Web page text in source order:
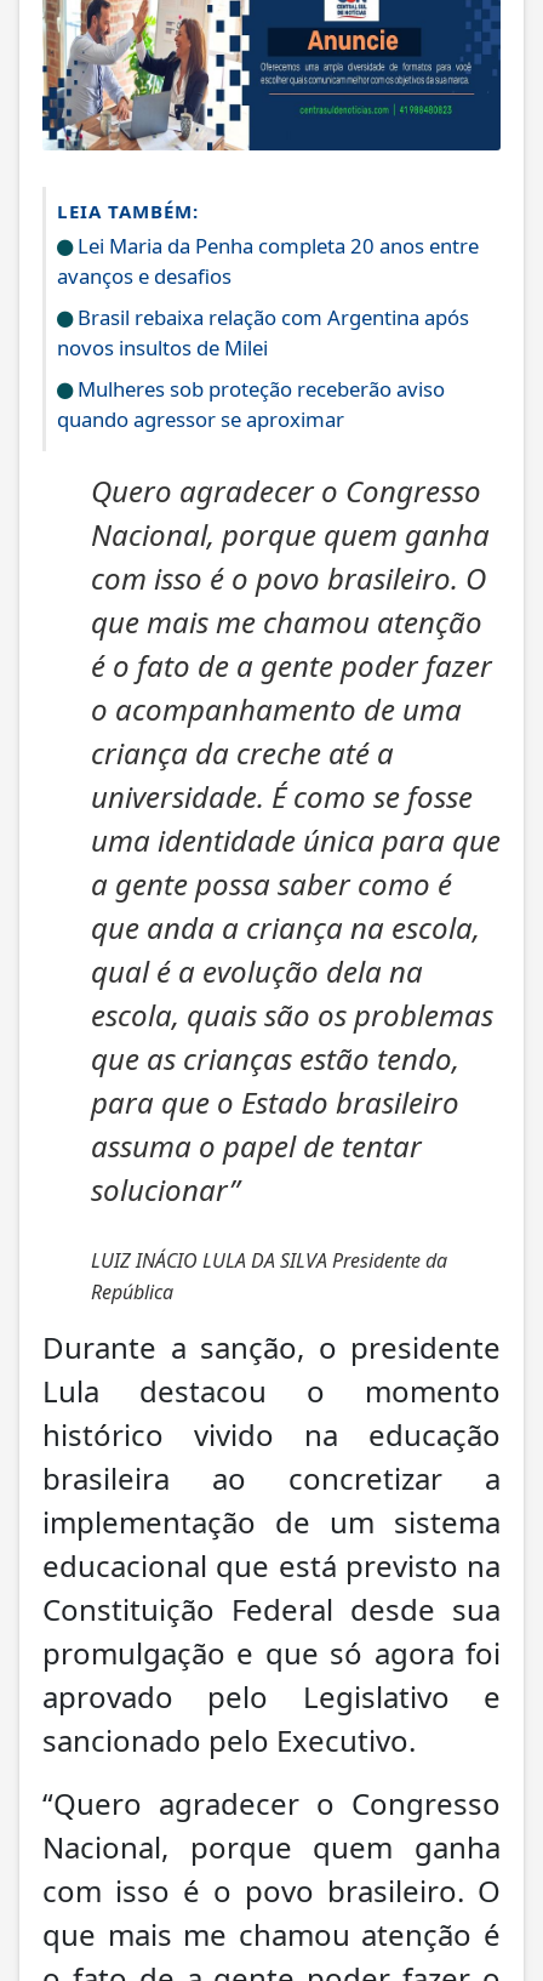
LEIA TAMBÉM:
Lei Maria da Penha completa 20 anos entre
avanços e desafios
Brasil rebaixa relação com Argentina após
novos insultos de Milei
Mulheres sob proteção receberão aviso
quando agressor se aproximar
Quero agradecer o Congresso
Nacional, porque quem ganha
com isso é o povo brasileiro. O
que mais me chamou atenção
é o fato de a gente poder fazer
o acompanhamento de uma
criança da creche até a
universidade. É como se fosse
uma identidade única para que
a gente possa saber como é
que anda a criança na escola,
qual é a evolução dela na
escola, quais são os problemas
que as crianças estão tendo,
para que o Estado brasileiro
assuma o papel de tentar
solucionar”
LUIZ INÁCIO LULA DA SILVA Presidente da
República
Durante a sanção, o presidente
Lula destacou o momento
histórico vivido na educação
brasileira ao concretizar a
implementação de um sistema
educacional que está previsto na
Constituição Federal desde sua
promulgação e que só agora foi
aprovado pelo Legislativo e
sancionado pelo Executivo.
“Quero agradecer o Congresso
Nacional, porque quem ganha
com isso é o povo brasileiro. O
que mais me chamou atenção é